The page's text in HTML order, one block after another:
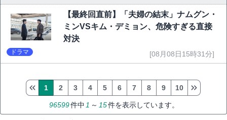
【最終回直前】「夫婦の結末」ナムグン・
ミンVSキム・デミョン、危険すぎる直接
対決
ドラマ [08月08日15時31分]
96599件中1 ～ 15件を表示しています。
1 2 3 4 5 6 7 8 9 10